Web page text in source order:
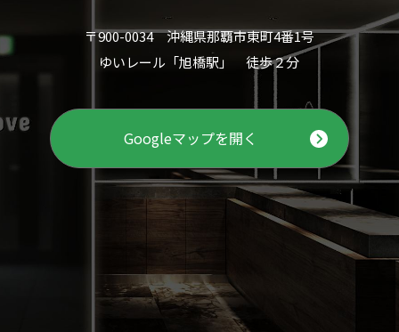
〒900-0034 沖縄県那覇市東町4番1号
ゆいレール「旭橋駅」 徒歩２分
Googleマップを開く